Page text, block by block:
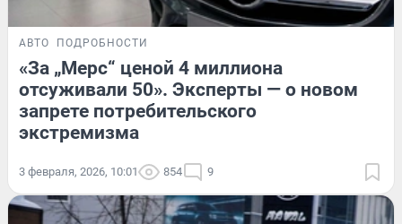
АВТО ПОДРОБНОСТИ
«За „Мерс“ ценой 4 миллиона
отсуживали 50». Эксперты — о новом
запрете потребительского
экстремизма
3 февраля, 2026, 10:01 854 9